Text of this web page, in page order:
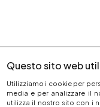
Questo sito web
Utilizziamo i cookie per
media e per analizzare il
utilizza il nostro sito con i